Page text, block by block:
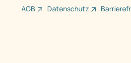
AGB Datenschutz